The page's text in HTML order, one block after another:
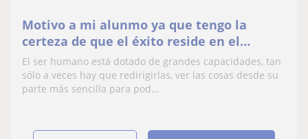
Motivo a mi alunmo ya que tengo la
certeza de que el éxito reside en el
esfuerzo y la constancia
El ser humano está dotado de grandes capacidades, tan
sólo a veces hay que redirigirlas, ver las cosas desde su
parte más sencilla para pod...